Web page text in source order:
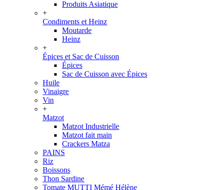
Produits Asiatique
+
Condiments et Heinz
Moutarde
Heinz
+
Épices et Sac de Cuisson
Épices
Sac de Cuisson avec Épices
Huile
Vinaigre
Vin
+
Matzot
Matzot Industrielle
Matzot fait main
Crackers Matza
PAINS
Riz
Boissons
Thon Sardine
Tomate MUTTI Mémé Hélène